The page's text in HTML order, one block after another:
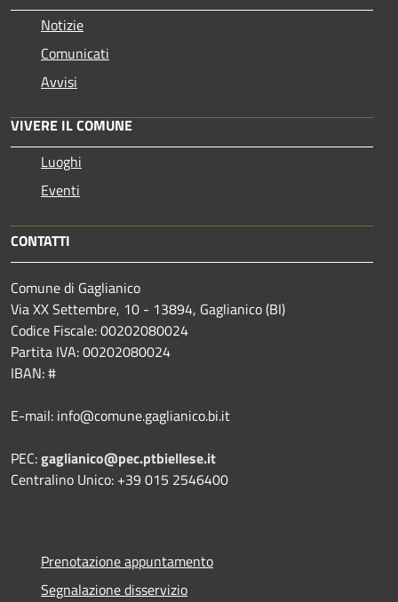
Notizie
Comunicati
Avvisi
VIVERE IL COMUNE
Luoghi
Eventi
CONTATTI
Comune di Gaglianico
Via XX Settembre, 10 - 13894, Gaglianico (BI)
Codice Fiscale: 00202080024
Partita IVA: 00202080024
IBAN: #
E-mail: info@comune.gaglianico.bi.it
PEC:gaglianico@pec.ptbiellese.it
Centralino Unico: +39 015 2546400
Prenotazione appuntamento
Segnalazione disservizio